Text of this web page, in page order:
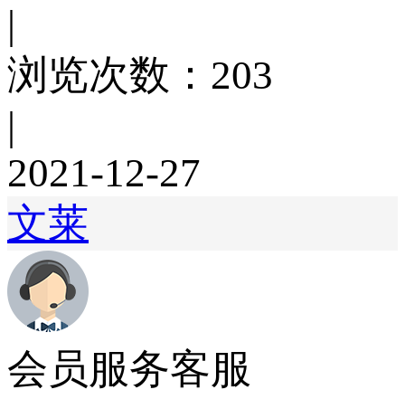
|
浏览次数：203
|
2021-12-27
文莱
会员服务客服